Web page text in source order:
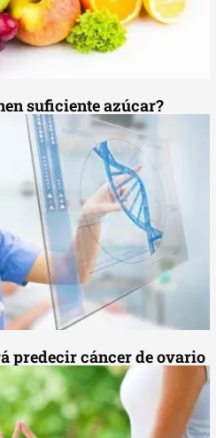
suficiente azúcar?
predecir cáncer de ovario